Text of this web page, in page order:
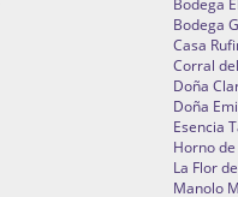
Bodega
Bodega
Casa
Corral
Doña
Doña
Esencia
Horno
La Flor
Manolo